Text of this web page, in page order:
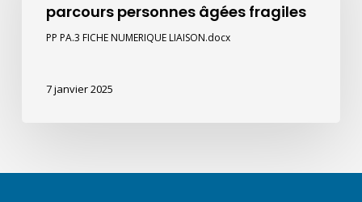
hôpital
parcours
âgées
parcours personnes âgées fragiles
PP PA.3 FICHE NUMERIQUE LIAISON.docx
7 janvier 2025